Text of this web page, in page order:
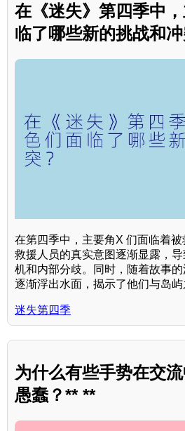
在《迷失》第四季中
临了哪些新的挑战和冲
在第四季中，主要角X 们面临着
救援人员的真实意图逐渐显露，
机和内部分歧。同时，随着故事
逐渐浮出水面，揭示了他们与岛屿
迷失第四季
为什么有些手势在交
愚蠢？** **